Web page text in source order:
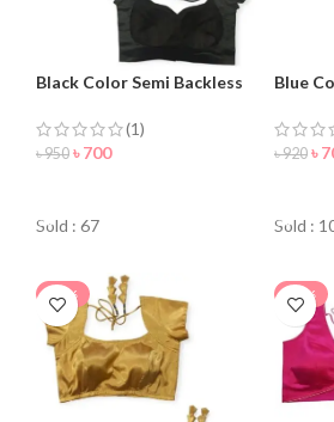
Black Color Semi Backless
(1)
৳950 ৳700
Sold : 67
Blue
৳920 ৳
Sold :
-27% -58%